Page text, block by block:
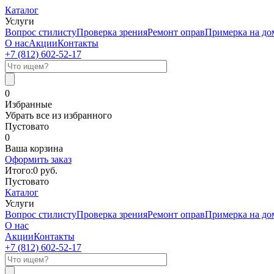
Каталог
Услуги
Вопрос стилистуПроверка зренияРемонт оправПримерка на
О насАкцииКонтакты
+7 (812) 602-52-17
0
Избранные
Убрать все из избранного
Пустовато
0
Ваша корзина
Оформить заказ
Итого:0 руб.
Пустовато
Каталог
Услуги
Вопрос стилистуПроверка зренияРемонт оправПримерка на
О нас
АкцииКонтакты
+7 (812) 602-52-17